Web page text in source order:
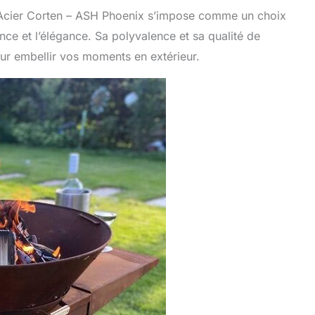
Corten – ASH Phoenix s’impose comme un choix
et l’élégance. Sa polyvalence et sa qualité de
embellir vos moments en extérieur.